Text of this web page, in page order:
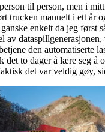
til person, men i
trucken manuelt i ett år
enkelt da jeg først
av
den automatiserte
det to dager å lære seg å
det var veldig gøy,